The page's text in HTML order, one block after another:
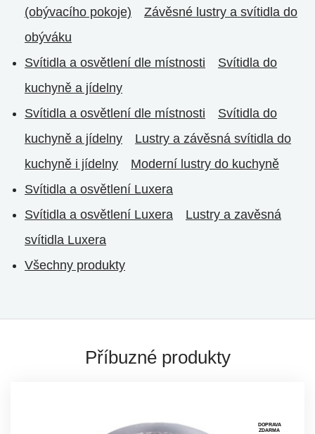
(obývacího pokoje)
Závěsné lustry a svítidla do
obýváku
Svítidla a osvětlení dle místnosti
Svítidla do
kuchyně a jídelny
Svítidla a osvětlení dle místnosti
Svítidla do
kuchyně a jídelny
Lustry a závěsná svítidla do
kuchyně i jídelny
Moderní lustry do kuchyně
Svítidla a osvětlení Luxera
Svítidla a osvětlení Luxera
Lustry a zavěsná
svítidla Luxera
Všechny produkty
Příbuzné produkty
DOPRAVA
ZDARMA